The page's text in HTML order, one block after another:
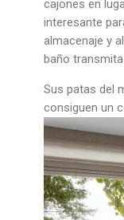
cajones en
interesante
almacenaje y
baño
Sus patas del
consiguen un